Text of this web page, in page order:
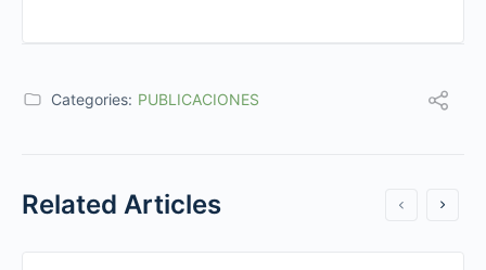
Categories: PUBLICACIONES
Related Articles